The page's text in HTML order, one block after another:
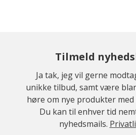
Tilmeld
Ja tak, jeg vil gerne
unikke tilbud, samt være
høre om nye produkter
Du kan til enhver tid
nyhedsmails.